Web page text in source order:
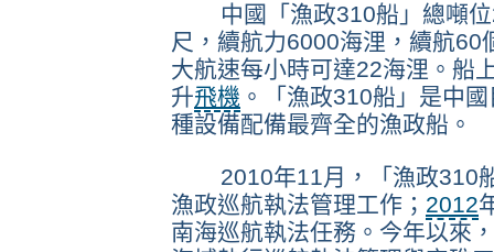
中國「漁政310船」總噸位
尺，續航力6000海浬，續航60
大航速每小時可達22海浬。船
升飛機 。「漁政310船」是中
種設備配備最齊全的漁政船。
2010年11月，「漁政310船
漁政巡航執法管理工作； 2012
南海巡航執法任務。今年以來